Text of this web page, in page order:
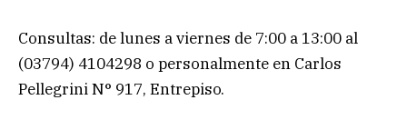
Consultas: de lunes a viernes de 7:00 a 13:00 al
(03794) 4104298 o personalmente en Carlos
Pellegrini N° 917, Entrepiso.